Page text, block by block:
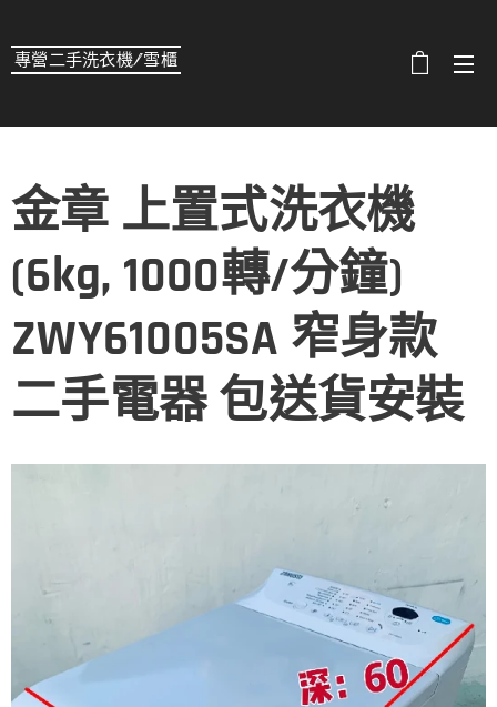
專營二手洗衣機/雪櫃
金章 上置式洗衣機
(6kg, 1000轉/分鐘)
ZWY61005SA 窄身款
二手電器 包送貨安裝